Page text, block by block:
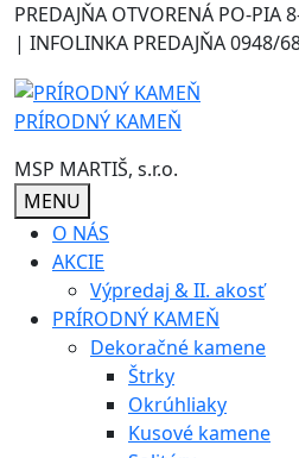
SkipPREDAJŇA OTVORENÁ PO-
| INFOLINKA PREDAJŇA 0948/
PRÍRODNÝ KAMEŇ
MSP MARTIŠ, s.r.o.
MENU
O NÁS
AKCIE
Výpredaj & II. akosť
PRÍRODNÝ KAMEŇ
Dekoračné kamene
Štrky
Okrúhliaky
Kusové kamene